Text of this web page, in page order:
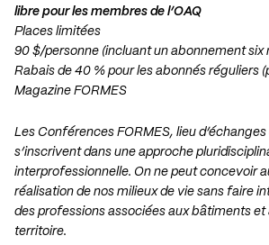
libre pour les membres de l’OAQ
Places limitées
90 $/personne (incluant un abonnement six
Rabais de 40 % pour les abonnés réguliers
Magazine FORMES
Les Conférences FORMES, lieu
s’inscrivent dans une approche
interprofessionnelle. On ne peut concevoir
réalisation de nos milieux de vie sans faire
des professions associées aux bâtiments et
territoire.